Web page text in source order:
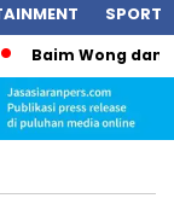
SPORT
Baim Wong dan